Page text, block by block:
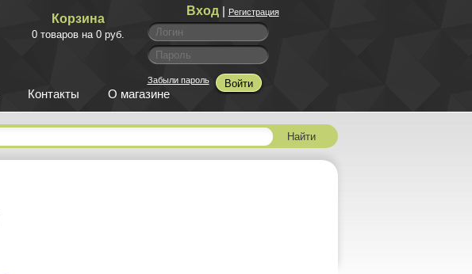
Корзина
0 товаров на 0 руб.
Контакты О магазине
Вход| Регистрация
Забыли пароль Войти
Найти